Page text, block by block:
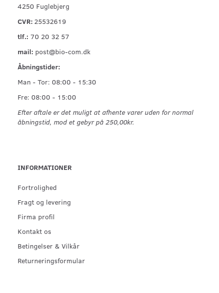
4250 Fuglebjerg
CVR: 25532619
tlf.: 70 20 32 57
mail: post@bio-com.dk
Åbningstider:
Man - Tor: 08:00 - 15:30
Fre: 08:00 - 15:00
Efter aftale er det muligt at afhente varer uden for normal
åbningstid, mod et gebyr på 250,00kr.
INFORMATIONER
Fortrolighed
Fragt og levering
Firma profil
Kontakt os
Betingelser & Vilkår
Returneringsformular